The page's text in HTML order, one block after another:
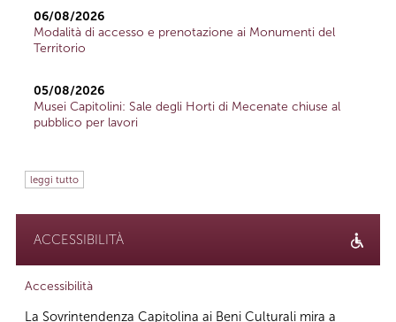
06/08/2026
Modalità di accesso e prenotazione ai Monumenti del
Territorio
05/08/2026
Musei Capitolini: Sale degli Horti di Mecenate chiuse al
pubblico per lavori
leggi tutto
ACCESSIBILITÀ
Accessibilità
La Sovrintendenza Capitolina ai Beni Culturali mira a